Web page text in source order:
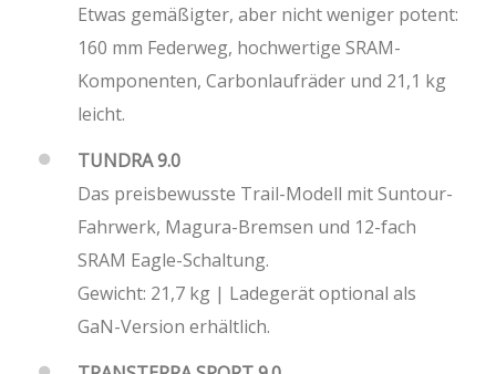
Etwas gemäßigter, aber nicht weniger potent:
160 mm Federweg, hochwertige SRAM-
Komponenten, Carbonlaufräder und 21,1 kg
leicht.
TUNDRA 9.0
Das preisbewusste Trail-Modell mit Suntour-
Fahrwerk, Magura-Bremsen und 12-fach
SRAM Eagle-Schaltung.
Gewicht: 21,7 kg | Ladegerät optional als
GaN-Version erhältlich.